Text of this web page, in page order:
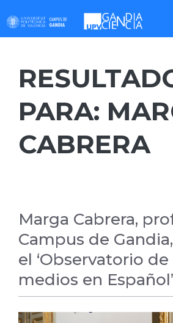
contenido
PARA:
CABRERA
Marga Cabrera,
Campus de
el ‘Observatorio
medios en Español’